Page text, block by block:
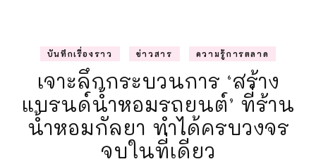
บันทึกเรื่องราว ข่าวสาร ความรู้การตลาด
เจาะลึกกระบวนการ ‘สร้าง
แบรนด์น้ำหอมรถยนต์’ ที่ร้าน
น้ำหอมกัลยา ทำได้ครบวงจร
จบในที่เดียว